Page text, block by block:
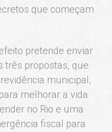
que começam
pretende enviar
três propostas, que
municipal,
melhorar a vida
no Rio e uma
fiscal para